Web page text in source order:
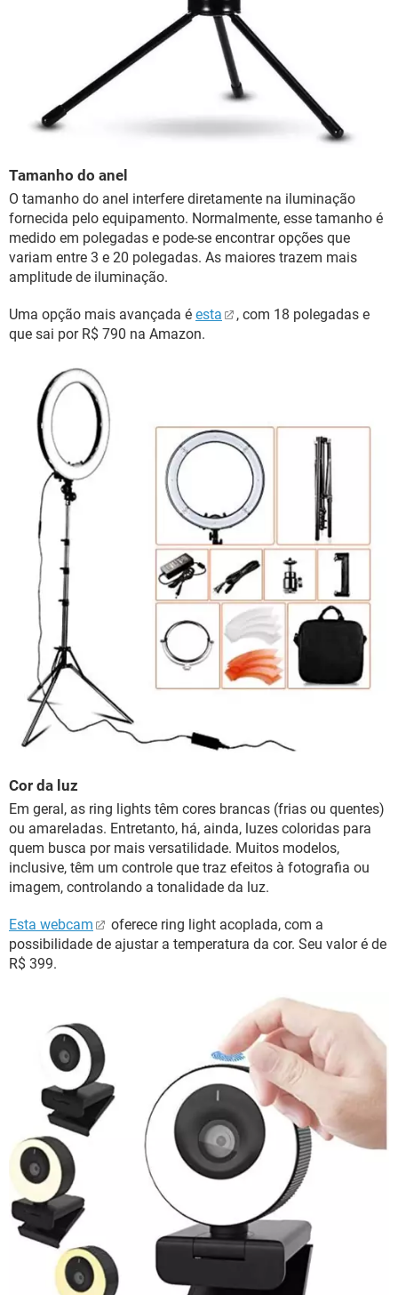
Tamanho do anel
O tamanho do anel interfere diretamente na iluminação
fornecida pelo equipamento. Normalmente, esse tamanho é
medido em polegadas e pode-se encontrar opções que
variam entre 3 e 20 polegadas. As maiores trazem mais
amplitude de iluminação.
Uma opção mais avançada é esta
, com 18 polegadas e
que sai por R$ 790 na Amazon.
Cor da luz
Em geral, as ring lights têm cores brancas (frias ou quentes)
ou amareladas. Entretanto, há, ainda, luzes coloridas para
quem busca por mais versatilidade. Muitos modelos,
inclusive, têm um controle que traz efeitos à fotografia ou
imagem, controlando a tonalidade da luz.
Esta webcam
oferece ring light acoplada, com a
possibilidade de ajustar a temperatura da cor. Seu valor é de
R$ 399.